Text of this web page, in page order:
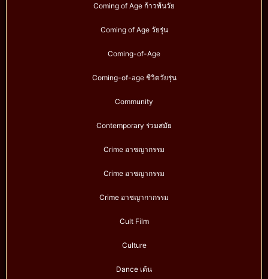
Coming of Age ก้าวพ้นวัย
Coming of Age วัยรุ่น
Coming-of-Age
Coming-of-age ชีวิตวัยรุ่น
Community
Contemporary ร่วมสมัย
Crime อาชญากรรม
Crime อาชญากรรม
Crime อาชญากากรรม
Cult Film
Culture
Dance เต้น